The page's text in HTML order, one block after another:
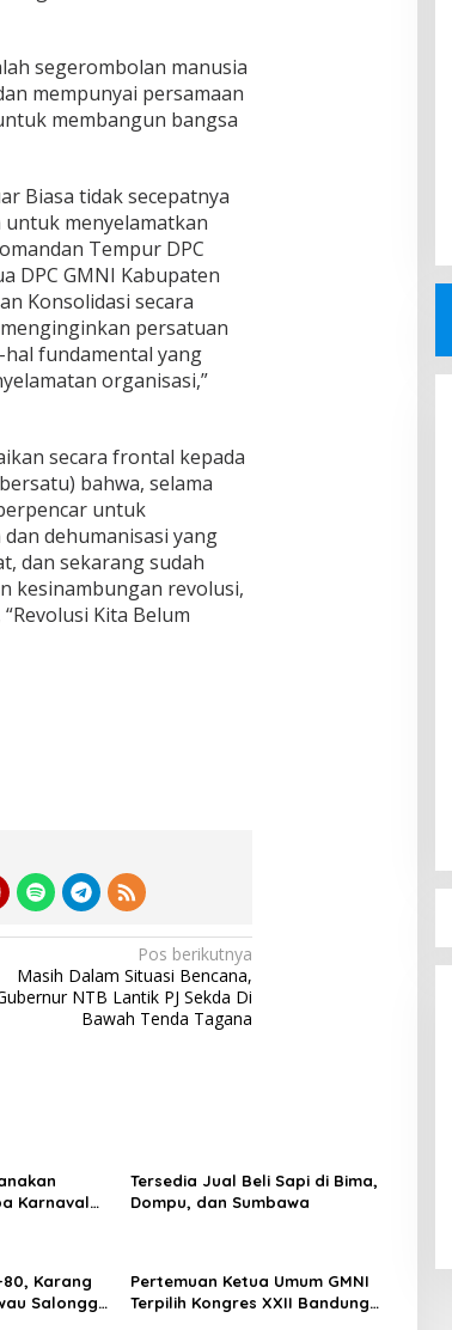
segerombolan manusia
mempunyai persamaan
membangun bangsa
Biasa tidak secepatnya
menyelamatkan
Tempur DPC
DPC GMNI Kabupaten
Konsolidasi secara
persatuan
fundamental yang
organisasi,”
secara frontal kepada
bahwa, selama
untuk
dehumanisasi yang
dan sekarang sudah
kesinambungan revolusi,
Kita Belum
Pos berikutnya
Masih Dalam Situasi Bencana,
NTB Lantik PJ Sekda Di
Bawah Tenda Tagana
Karnaval
Tersedia Jual Beli Sapi di Bima,
Dompu, dan Sumbawa
80, Karang
Salongga
Pertemuan Ketua Umum GMNI
Terpilih Kongres XXII Bandung
Bupati Bima Terima SK Sekretaris
DPW PAN NTB
Di Berita, Politik | 17 Juli 2025